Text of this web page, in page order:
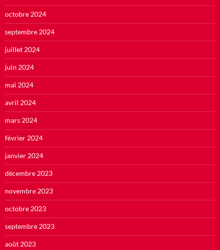
octobre 2024
septembre 2024
juillet 2024
juin 2024
mai 2024
avril 2024
mars 2024
février 2024
janvier 2024
décembre 2023
novembre 2023
octobre 2023
septembre 2023
août 2023